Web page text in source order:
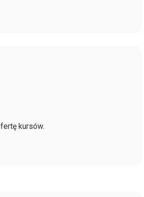
kursów.